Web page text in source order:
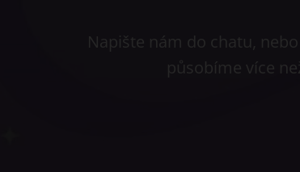
Napište nám do chatu,
působíme více